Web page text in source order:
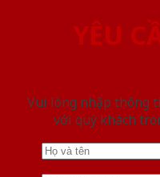
YÊU
Vui lòng nhập thông
với quý khách